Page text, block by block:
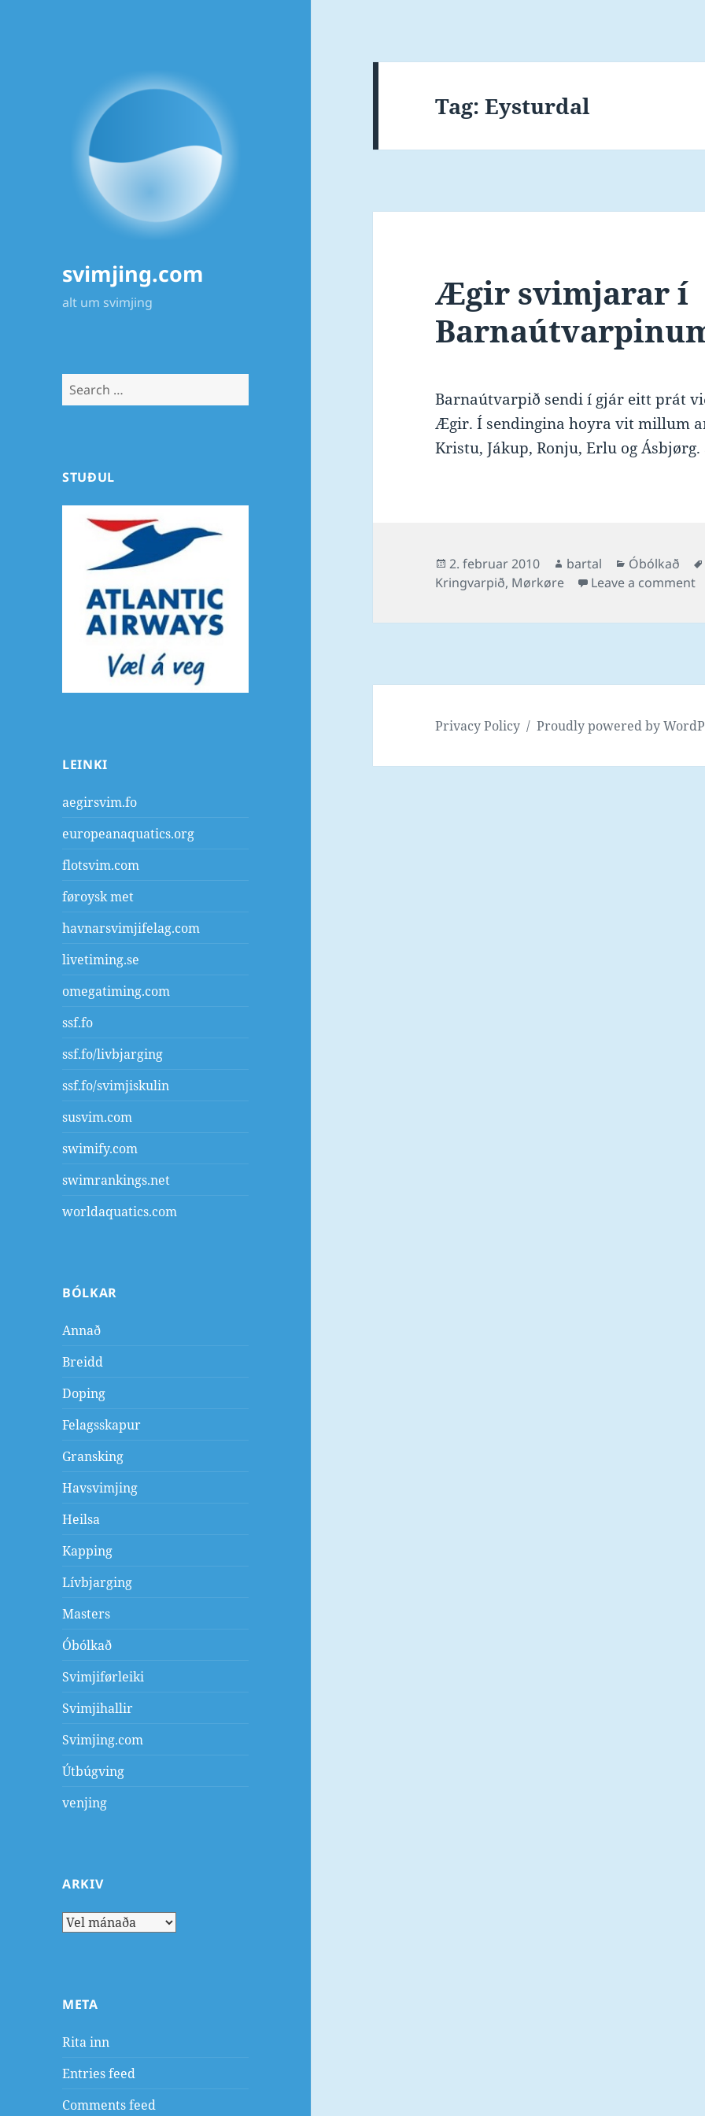
svimjing.com
alt um svimjing
Search
for:
STUÐUL
LEINKI
aegirsvim.fo
europeanaquatics.org
flotsvim.com
føroysk met
havnarsvimjifelag.com
livetiming.se
omegatiming.com
ssf.fo
ssf.fo/livbjarging
ssf.fo/svimjiskulin
susvim.com
swimify.com
swimrankings.net
worldaquatics.com
BÓLKAR
Annað
Breidd
Doping
Felagsskapur
Gransking
Havsvimjing
Heilsa
Kapping
Lívbjarging
Masters
Óbólkað
Svimjiførleiki
Svimjihallir
Svimjing.com
Útbúgving
venjing
ARKIV
Arkiv
META
Rita inn
Entries feed
Comments feed
Tag:Eysturdal
Ægir svimjarar í
Barnaútvarpið sendi í gjár eitt prát
Ægir. Í sendingina hoyra vit millum
Kristu, Jákup, Ronju, Erlu og
Posted
on
2. februar 2010 Author
bartal Categories
Óbólkað
Kringvarpið, Mørkøre Leave a comment
Privacy Policy Proudly powered by